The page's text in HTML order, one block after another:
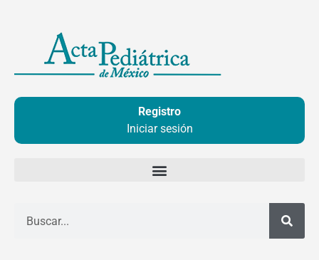
contenido
Registro
Iniciar sesión